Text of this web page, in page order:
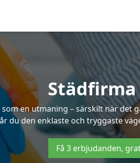
en utmaning – särskilt när
du den enklaste och tryggaste
Få 3 erbjudanden,